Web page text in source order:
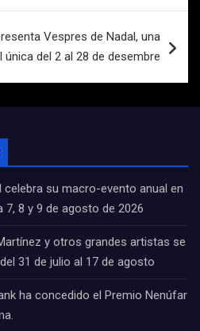
Vespres de Nadal, una
única del 2 al 28 de desembre
celebra su macro-evento anual en
7, 8 y 9 de agosto de 2026
y otros grandes artistas se
31 de julio al 17 de agosto
ha concedido el Premio Nenúfar